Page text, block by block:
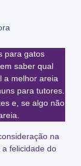
para gatos
saber qual
a melhor areia
para tutores.
e, se algo não
na
felicidade do